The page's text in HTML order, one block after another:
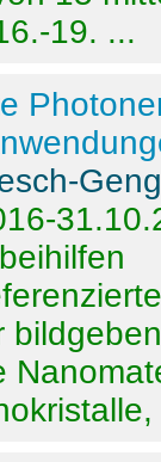
19. ...